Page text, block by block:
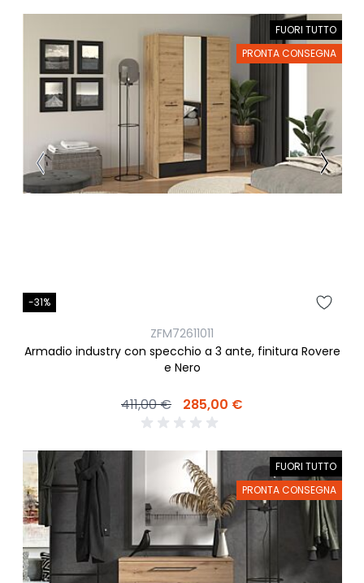
FUORI TUTTO
PRONTA CONSEGNA
-31%
ZFM72611011
Armadio industry con specchio a 3 ante, finitura Rovere
e Nero
411,00 € 285,00 €
FUORI TUTTO
PRONTA CONSEGNA